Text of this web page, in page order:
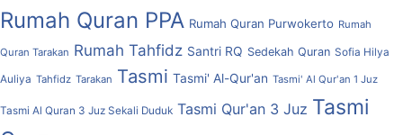
Rumah Quran PPA Rumah Quran Purwokerto Rumah
Quran Tarakan Rumah Tahfidz Santri RQ Sedekah Quran Sofia Hilya
Auliya Tahfidz Tarakan Tasmi Tasmi' Al-Qur'an Tasmi' Al Qur'an 1 Juz
Tasmi Al Quran 3 Juz Sekali Duduk Tasmi Qur'an 3 Juz Tasmi